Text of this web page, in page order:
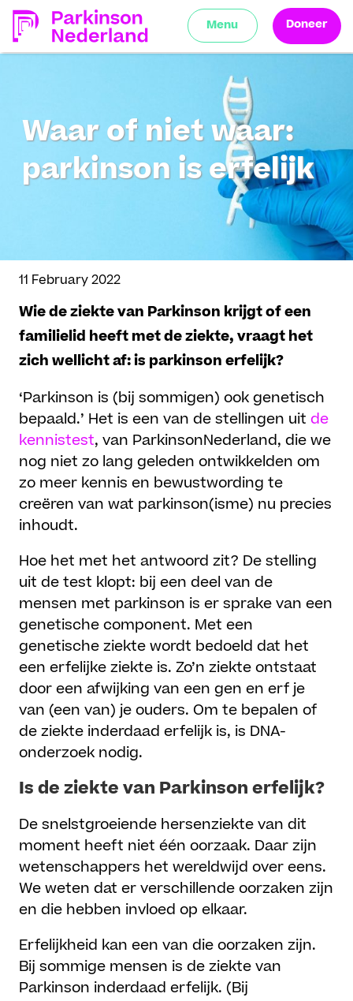
Menu Doneer
Waar of niet waar:
parkinson is erfelijk
11 February 2022
Wie de ziekte van Parkinson krijgt of een
familielid heeft met de ziekte, vraagt het
zich wellicht af: is parkinson erfelijk?
‘Parkinson is (bij sommigen) ook genetisch
bepaald.’ Het is een van de stellingen uitde
kennistest, van ParkinsonNederland, die we
nog niet zo lang geleden ontwikkelden om
zo meer kennis en bewustwording te
creëren van wat parkinson(isme) nu precies
inhoudt.
Hoe het met het antwoord zit? De stelling
uit de test klopt: bij een deel van de
mensen met parkinson is er sprake van een
genetische component. Met een
genetische ziekte wordt bedoeld dat het
een erfelijke ziekte is. Zo’n ziekte ontstaat
door een afwijking van een gen en erf je
van (een van) je ouders. Om te bepalen of
de ziekte inderdaad erfelijk is, is DNA-
onderzoek nodig.
Is de ziekte van Parkinson erfelijk?
De snelstgroeiende hersenziekte van dit
moment heeft niet één oorzaak. Daar zijn
wetenschappers het wereldwijd over eens.
We weten dat er verschillende oorzaken zijn
en die hebben invloed op elkaar.
Erfelijkheid kan een van die oorzaken zijn.
Bij sommige mensen is de ziekte van
Parkinson inderdaad erfelijk. (Bij